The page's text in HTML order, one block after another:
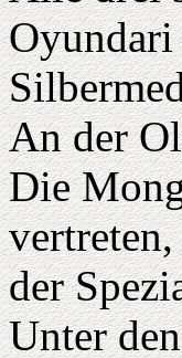
An der
Die
der
Unter